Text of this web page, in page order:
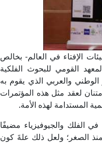
الإفتاء في العالم- بخالص
القومي للبحوث الفلكية
الوطني والعربي الذي يقوم به
لعقد مثل هذه المؤتمرات
المستدامة لهذه الأمة.
الفلك والجيوفيزياء مضيفًا
منذ الصغر؛ ولعل ذلك علةَ كون